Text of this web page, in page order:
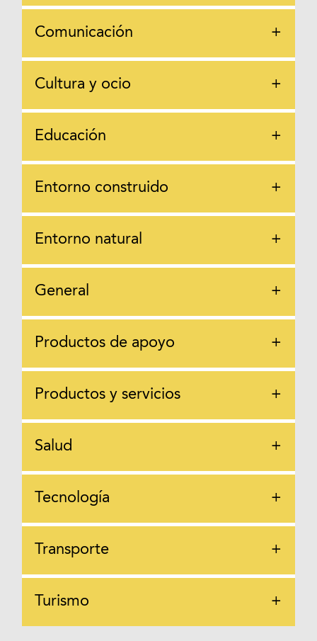
Comunicación +
Cultura y ocio +
Educación +
Entorno construido +
Entorno natural +
General +
Productos de apoyo +
Productos y servicios +
Salud +
Tecnología +
Transporte +
Turismo +